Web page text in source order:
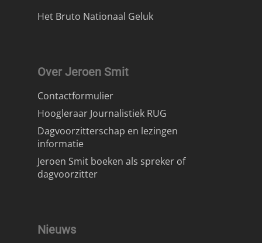
Het Bruto Nationaal Geluk
Over Jeroen Smit
Contactformulier
Hoogleraar Journalistiek RUG
Dagvoorzitterschap en lezingen
informatie
Jeroen Smit boeken als spreker of
dagvoorzitter
Nieuws